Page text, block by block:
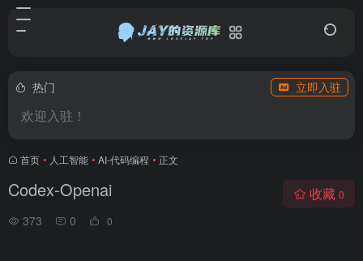
热门 立即入驻
欢迎入驻！
首页 • 人工智能 • AI-代码编程 • 正文
Codex-Openai
373 0 0
收藏 0